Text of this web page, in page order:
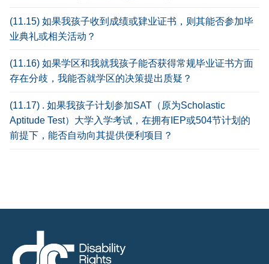
(11.15) 如果我孩子收到成绩或肄业证书，则其能否参加毕
业典礼或相关活动？
(11.16) 如果学区和我就我孩子能否获得常规毕业证书方面
存在分歧，我能否就学区的决策提出质疑？
(11.17) . 如果我孩子计划参加SAT（原为Scholastic
Aptitude Test）大学入学考试，在拥有IEP或504节计划的
前提下，能否自动向其提供便利项目？